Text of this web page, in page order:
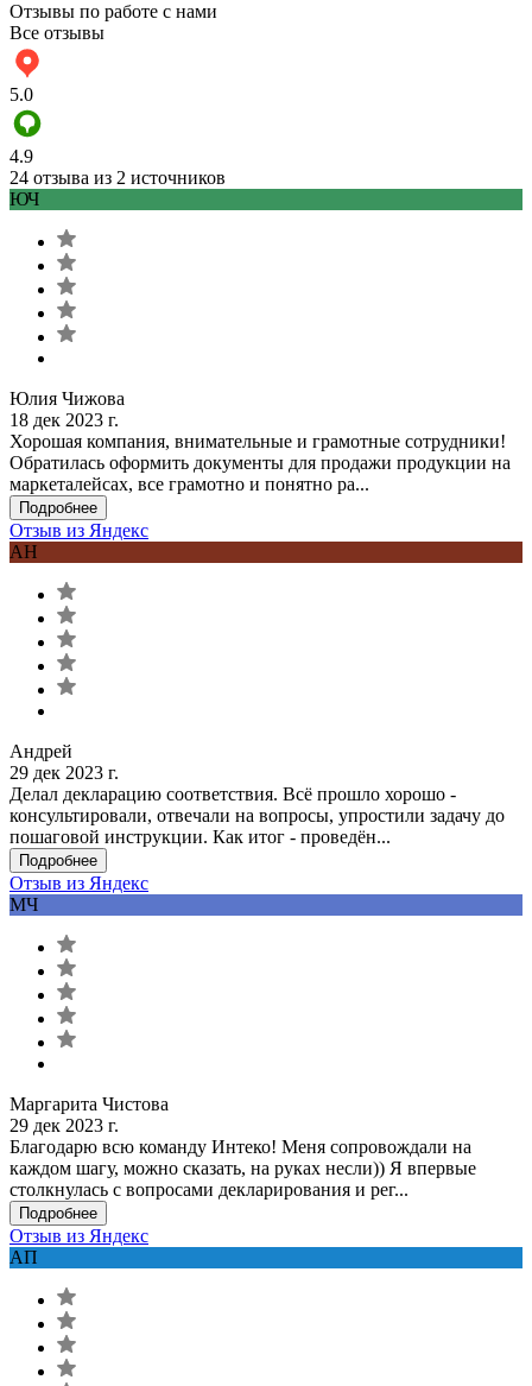
Отзывы по работе с нами
Все отзывы
5.0
4.9
24 отзыва из 2 источников
ЮЧ
Юлия Чижова
18 дек 2023 г.
Хорошая компания, внимательные и грамотные сотрудники!
Обратилась оформить документы для продажи продукции на
маркеталейсах, все грамотно и понятно ра...
Подробнее
Отзыв из Яндекс
АН
Андрей
29 дек 2023 г.
Делал декларацию соответствия. Всё прошло хорошо -
консультировали, отвечали на вопросы, упростили задачу до
пошаговой инструкции. Как итог - проведён...
Подробнее
Отзыв из Яндекс
МЧ
Маргарита Чистова
29 дек 2023 г.
Благодарю всю команду Интеко! Меня сопровождали на
каждом шагу, можно сказать, на руках несли)) Я впервые
столкнулась с вопросами декларирования и рег...
Подробнее
Отзыв из Яндекс
АП